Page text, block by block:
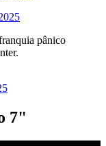
pânico
7"